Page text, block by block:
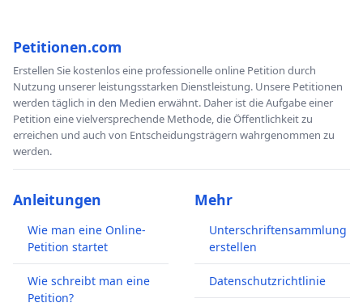
Petitionen.com
Erstellen Sie kostenlos eine professionelle online Petition durch
Nutzung unserer leistungsstarken Dienstleistung. Unsere Petitionen
werden täglich in den Medien erwähnt. Daher ist die Aufgabe einer
Petition eine vielversprechende Methode, die Öffentlichkeit zu
erreichen und auch von Entscheidungsträgern wahrgenommen zu
werden.
Anleitungen
Wie man eine Online-
Petition startet
Wie schreibt man eine
Petition?
Mehr
Unterschriftensammlung
erstellen
Datenschutzrichtlinie